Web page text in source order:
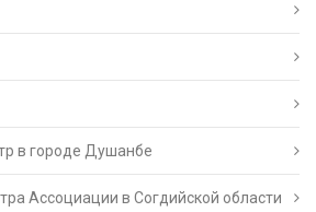
в городе Душанбе
Ассоциации в Согдийской области